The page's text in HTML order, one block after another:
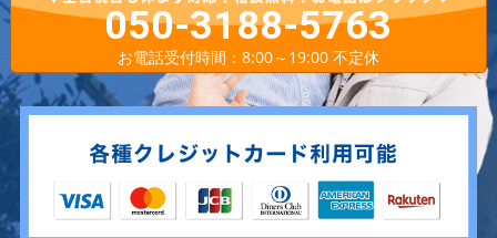
050-3188-5763
お電話受付時間：8:00～19:00 不定休